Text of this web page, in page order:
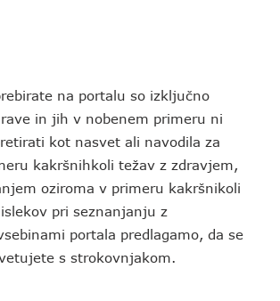
na portalu so izključno
in jih v nobenem primeru ni
kot nasvet ali navodila za
kakršnihkoli težav z zdravjem,
oziroma v primeru kakršnikoli
pri seznanjanju z
portala predlagamo, da se
s strokovnjakom.